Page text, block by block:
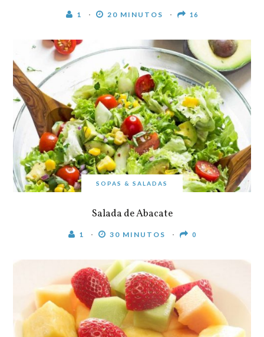
1 20 MINUTOS 16
SOPAS & SALADAS
Salada de Abacate
1 30 MINUTOS 0